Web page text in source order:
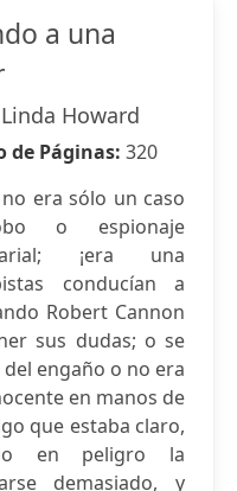
a una
Linda Howard
de Páginas: 320
era sólo un caso
o espionaje
¡era una
conducían a
Robert Cannon
sus dudas; o se
engaño o no era
en manos de
que estaba claro,
en peligro la
demasiado, y